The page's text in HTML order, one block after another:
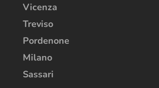
Vicenza
Treviso
Pordenone
Milano
Sassari